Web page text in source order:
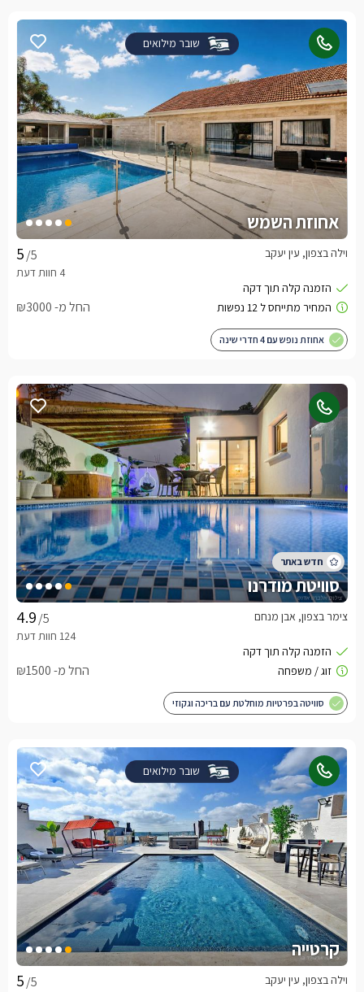
שובר מילואים
אחוזת השמש
/5 וילה בצפון, עין יעקב
החל מ- ₪3000
אחוזת נופש עם 4 חדרי שינה
סוויטת מודרנו
/5 צימר בצפון, אבן מנחם
החל מ- ₪1500
סוויטה בפרטיות מוחלטת עם בריכה וגקוזי
שובר מילואים
קרטייה
/5 וילה בצפון, עין יעקב